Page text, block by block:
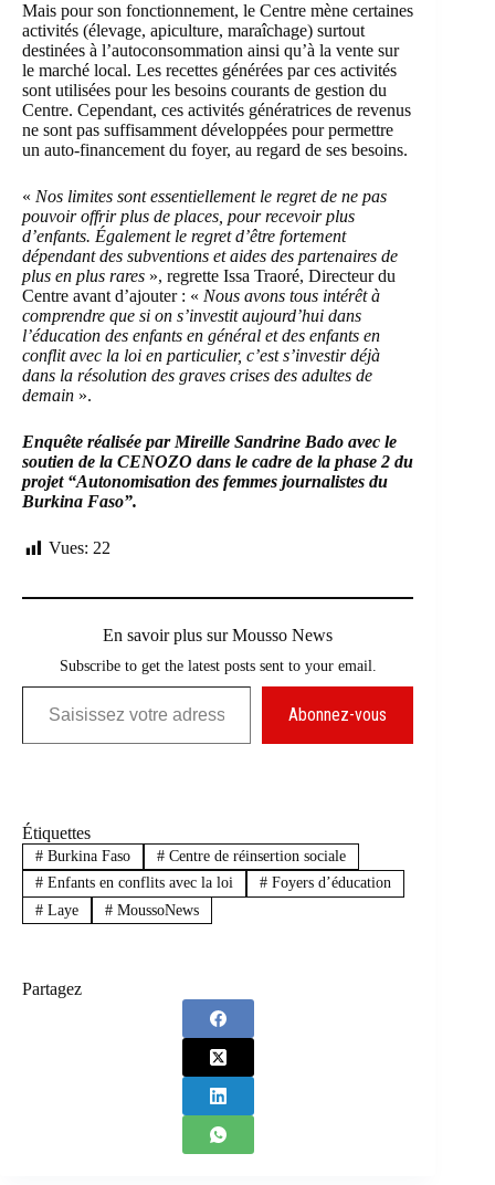
Mais pour son fonctionnement, le Centre mène certaines
activités (élevage, apiculture, maraîchage) surtout
destinées à l’autoconsommation ainsi qu’à la vente sur
le marché local. Les recettes générées par ces activités
sont utilisées pour les besoins courants de gestion du
Centre. Cependant, ces activités génératrices de revenus
ne sont pas suffisamment développées pour permettre
un auto-financement du foyer, au regard de ses besoins.
« Nos limites sont essentiellement le regret de ne pas
pouvoir offrir plus de places, pour recevoir plus
d’enfants. Également le regret d’être fortement
dépendant des subventions et aides des partenaires de
plus en plus rares », regrette Issa Traoré, Directeur du
Centre avant d’ajouter : « Nous avons tous intérêt à
comprendre que si on s’investit aujourd’hui dans
l’éducation des enfants en général et des enfants en
conflit avec la loi en particulier, c’est s’investir déjà
dans la résolution des graves crises des adultes de
demain ».
Enquête réalisée par Mireille Sandrine Bado avec le
soutien de la CENOZO dans le cadre de la phase 2 du
projet “Autonomisation des femmes journalistes du
Burkina Faso”.
Vues: 22
En savoir plus sur Mousso News
Subscribe to get the latest posts sent to your email.
Saisissez votre adresse e-mail…
Abonnez-vous
Étiquettes
#Burkina Faso #Centre de réinsertion sociale
#Enfants en conflits avec la loi #Foyers d’éducation
#Laye #MoussoNews
Partagez